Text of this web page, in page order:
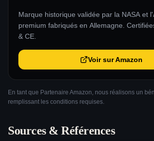
Marque historique validée par la NASA et
premium fabriqués en Allemagne.
& CE.
Voir sur Amazon
En tant que Partenaire Amazon, nous réalisons un
remplissant les conditions requises.
Sources & Références